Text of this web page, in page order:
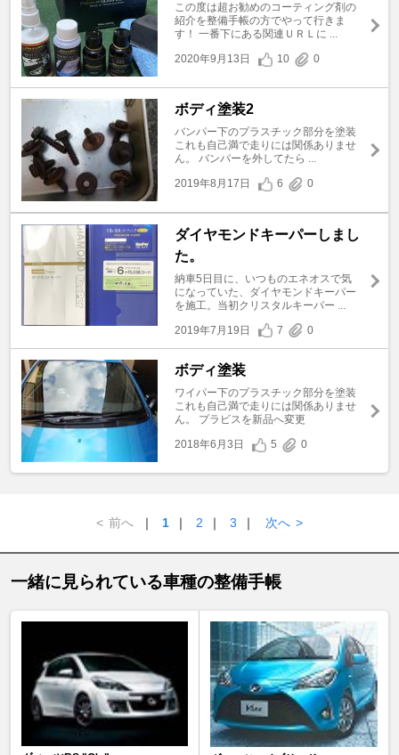
この度は超お勧めのコーティング剤の
紹介を整備手帳の方でやって行きま
す！ 一番下にある関連ＵＲＬに ...
2020年9月13日
10 0
ボディ塗装2
バンパー下のプラスチック部分を塗装
これも自己満で走りには関係ありませ
ん。 バンパーを外してたら ...
2019年8月17日
6 0
ダイヤモンドキーパーしまし
た。
納車5日目に、いつものエネオスで気
になっていた、ダイヤモンドキーパー
を施工。当初クリスタルキーパー ...
2019年7月19日
7 0
ボディ塗装
ワイパー下のプラスチック部分を塗装
これも自己満で走りには関係ありませ
ん。 プラビスを新品へ変更
2018年6月3日
5 0
< 前へ ｜ 1 ｜ 2 ｜ 3 ｜ 次へ >
一緒に見られている車種の整備手帳